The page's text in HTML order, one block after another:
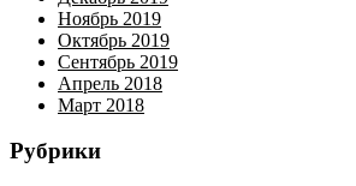
Ноябрь 2019
Октябрь 2019
Сентябрь 2019
Апрель 2018
Март 2018
Рубрики